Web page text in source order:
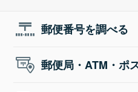
郵便番号を調べる
郵便局・ATM・ポ